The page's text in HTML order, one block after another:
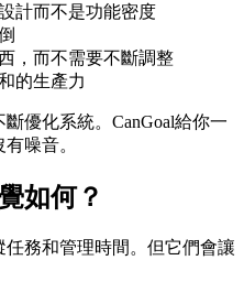
計而不是功能密度
，而不需要不斷調整
的生產力
優化系統。CanGoal給你一
噪音。
如何？
務和管理時間。但它們會讓